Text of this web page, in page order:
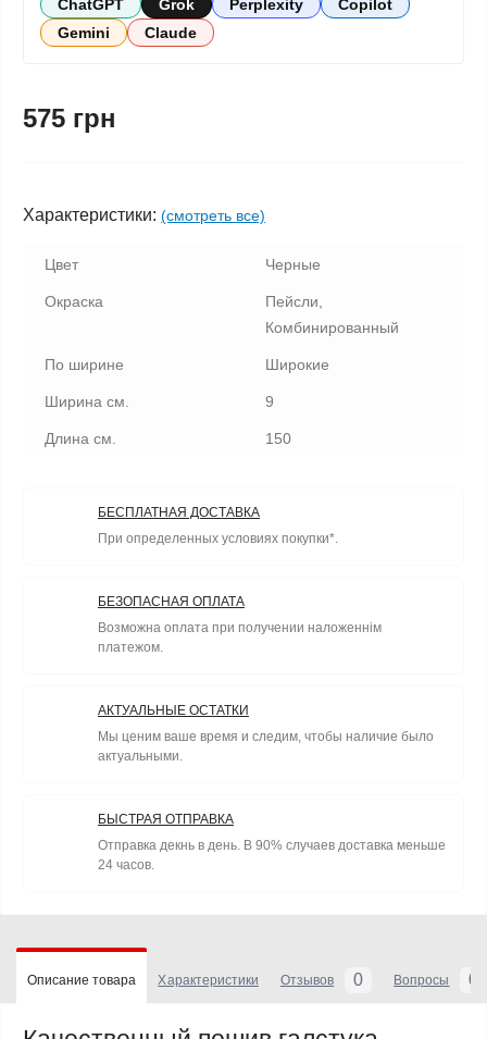
ChatGPT Grok Perplexity
Copilot
Gemini
Claude
575 грн
Характеристики: (смотреть все)
Цвет Черные
Окраска
Пейсли,
Комбинированный
По ширине Широкие
Ширина см. 9
Длина см. 150
БЕСПЛАТНАЯ ДОСТАВКА
При определенных условиях покупки*.
БЕЗОПАСНАЯ ОПЛАТА
Возможна оплата при получении наложеннім
платежом.
АКТУАЛЬНЫЕ ОСТАТКИ
Мы ценим ваше время и следим, чтобы наличие было
актуальными.
БЫСТРАЯ ОТПРАВКА
Отправка декнь в день. В 90% случаев доставка меньше
24 часов.
Описание товара Характеристики Отзывов 0 Вопросы 0